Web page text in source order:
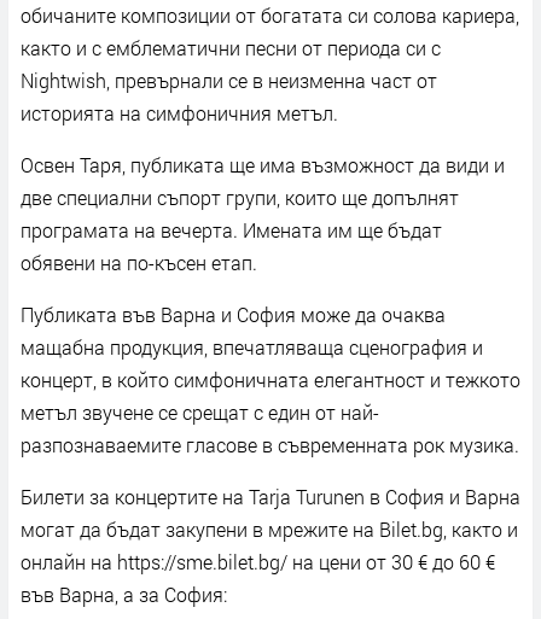
обичаните композиции от богатата си солова кариера,
както и с емблематични песни от периода си с
Nightwish, превърнали се в неизменна част от
историята на симфоничния метъл.
Освен Таря, публиката ще има възможност да види и
две специални съпорт групи, които ще допълнят
програмата на вечерта. Имената им ще бъдат
обявени на по-късен етап.
Публиката във Варна и София може да очаква
мащабна продукция, впечатляваща сценография и
концерт, в който симфоничната елегантност и тежкото
метъл звучене се срещат с един от най-
разпознаваемите гласове в съвременната рок музика.
Билети за концертите на Tarja Turunen в София и Варна
могат да бъдат закупени в мрежите на Bilet.bg, както и
онлайн на https://sme.bilet.bg/ на цени от 30 € до 60 €
във Варна, а за София: